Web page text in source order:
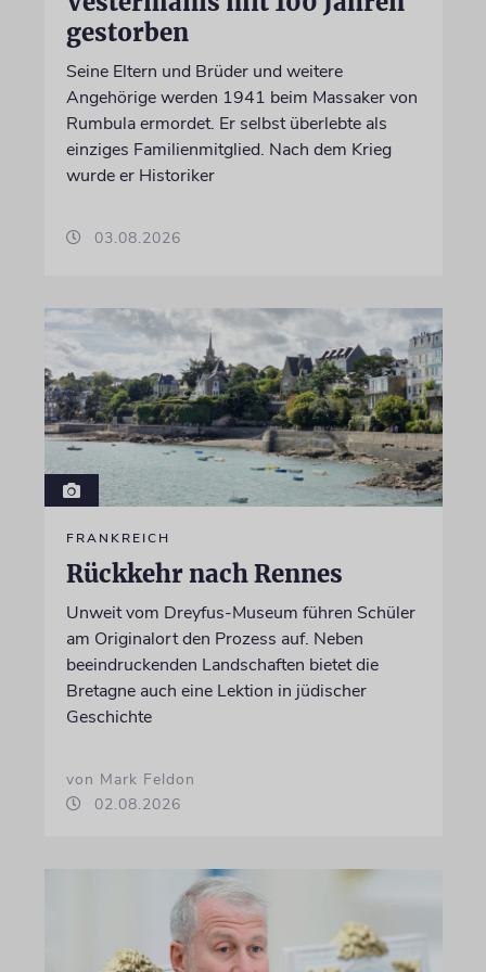
gestorben
Seine Eltern und Brüder und weitere
Angehörige werden 1941 beim Massaker von
Rumbula ermordet. Er selbst überlebte als
einziges Familienmitglied. Nach dem Krieg
wurde er Historiker
03.08.2026
FRANKREICH
Rückkehr nach Rennes
Unweit vom Dreyfus-Museum führen Schüler
am Originalort den Prozess auf. Neben
beeindruckenden Landschaften bietet die
Bretagne auch eine Lektion in jüdischer
Geschichte
von Mark Feldon
02.08.2026